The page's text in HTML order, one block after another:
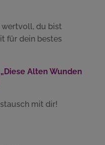
wertvoll, du bist
für dein bestes
„Diese Alten Wunden
mit dir!